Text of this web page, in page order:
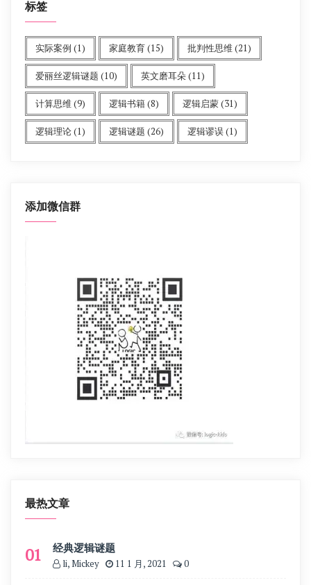
标签
实际案例 (1) 家庭教育(15) 批判性思维 (21)
爱丽丝逻辑谜题 (10) 英文磨耳朵(11)
计算思维 (9) 逻辑书籍(8) 逻辑启蒙(31)
逻辑理论(1) 逻辑谜题 (26) 逻辑谬误(1)
添加微信群
最热文章
01 经典逻辑谜题
li, Mickey 11 1 月, 2021 0